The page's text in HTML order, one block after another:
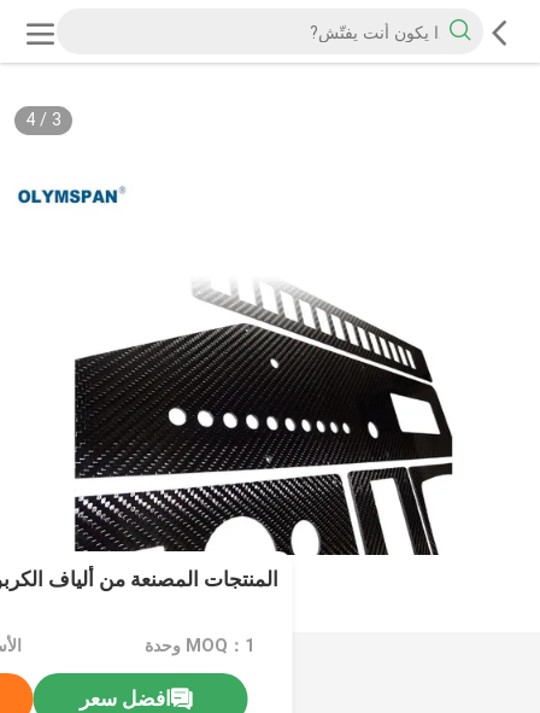
3
/
4
المنتجات المصنعة من ألياف
MOQ：1 وحدة
افضل سعر